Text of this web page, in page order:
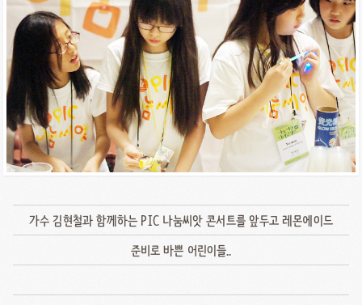
가수 김현철과 함께하는 PIC 나눔씨앗 콘서트를 앞두고 레몬에이드
준비로 바쁜 어린이들..